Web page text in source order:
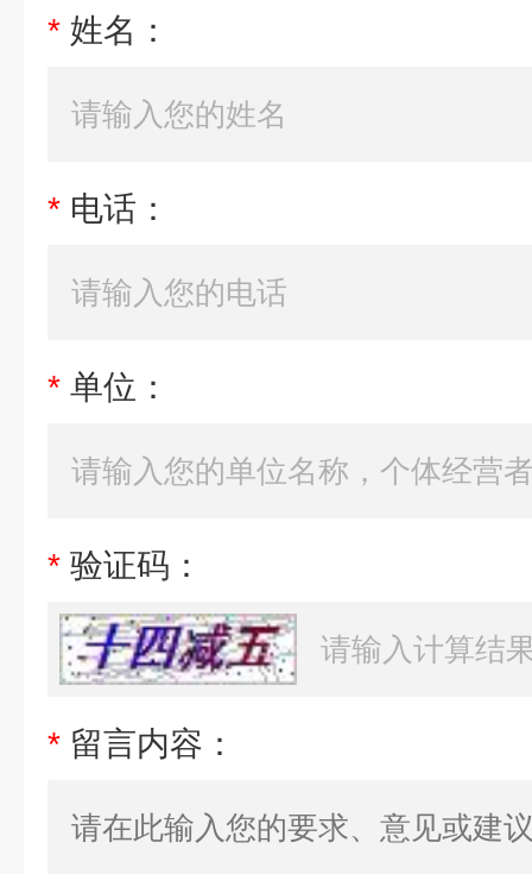
* 姓名：
* 电话：
* 单位：
* 验证码：
* 留言内容：